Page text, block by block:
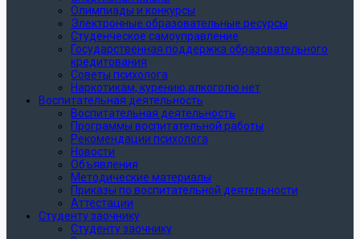
Олимпиады и конкурсы
Электронные образовательные ресурсы
Студенческое самоуправление
Государственная поддержка образовательного
кредитования
Советы психолога
Наркотикам, курению,алкоголю нет
Воспитательная деятельность
Воспитательная деятельность
Программы воспитательной работы
Рекомендации психолога
Новости
Объявления
Методические материалы
Приказы по воспитательной деятельности
Аттестации
Студенту заочнику
Студенту заочнику